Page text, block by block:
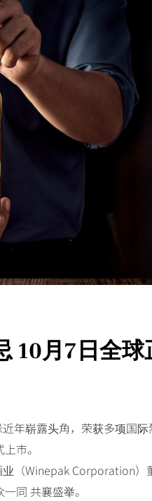
10月7日全球
年崭露头角，荣获多项国
市。
（Winepak Corporation）
同 共襄盛举。